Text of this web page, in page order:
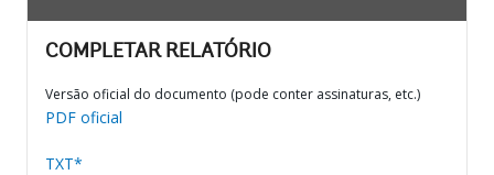
COMPLETAR RELATÓRIO
Versão oficial do documento (pode conter assinaturas, etc.)
PDF oficial
TXT*